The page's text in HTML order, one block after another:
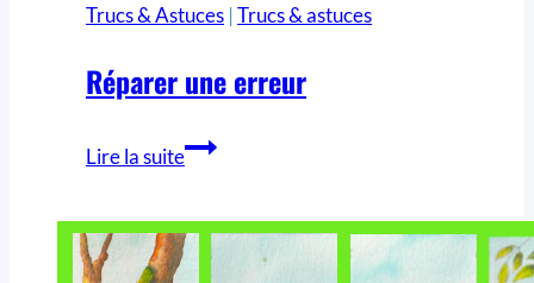
Trucs & Astuces | Trucs & astuces
Réparer une erreur
Lire la suite